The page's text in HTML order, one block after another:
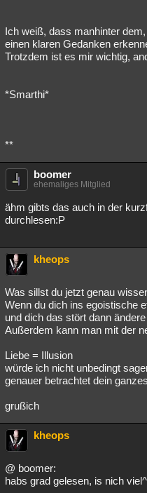
Ich weiß, dass manhinter
einen klaren Gedanken
Trotzdem ist es mir wichtig,
*Smarthi*
**
boomer
ehemaliges Mitglied
ähm gibts das auch in der
durchlesen:P
kheops
Was sillst du jetzt genau
Wenn du dich ins egoistische
und dich das stört dann
Außerdem kann man mit der
Liebe = Illusion
würde ich nicht unbedingt
genauer betrachtet dein
grußich
kheops
@ boomer:
habs grad gelesen, is nich